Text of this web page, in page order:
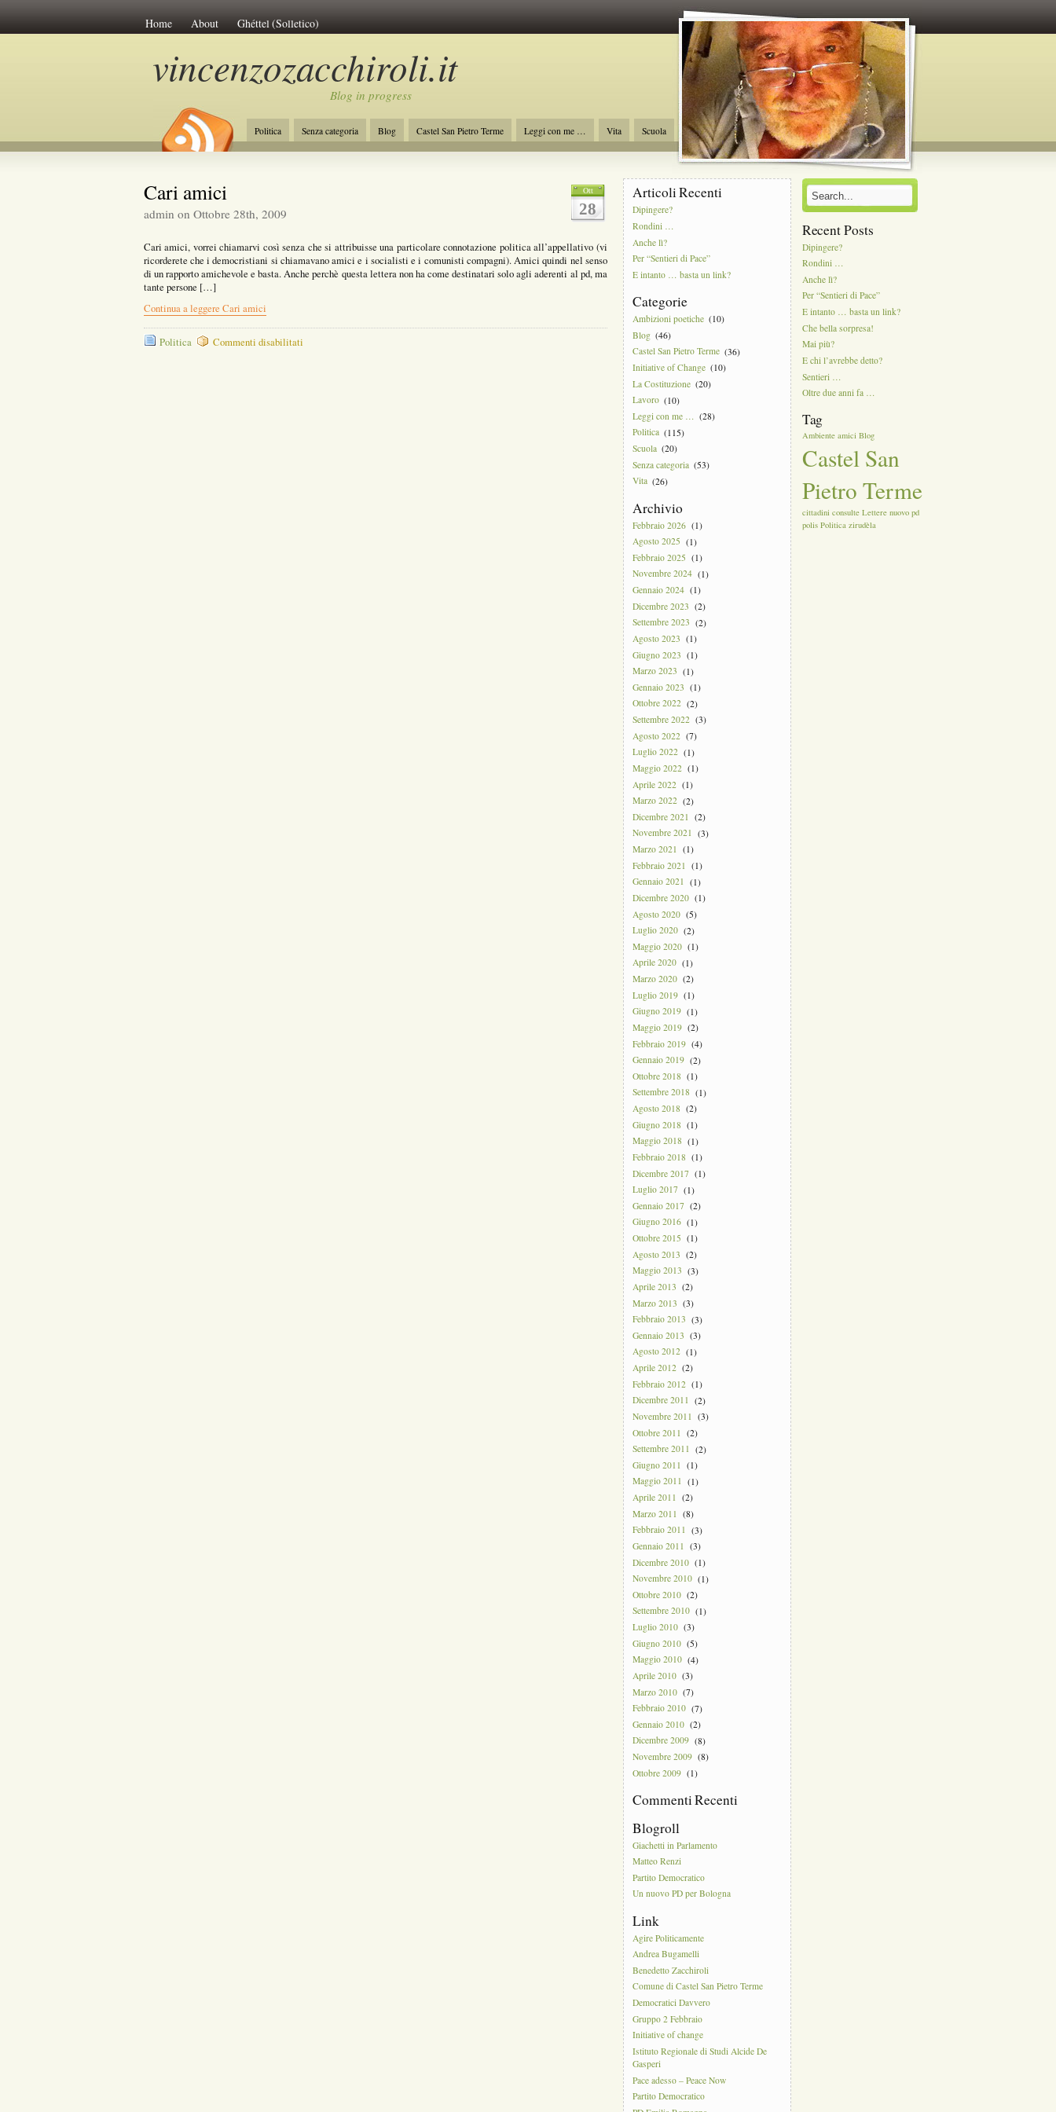
Home About Ghéttel (Solletico)
vincenzozacchiroli.it
Blog in progress
Politica Senza categoria Blog Castel San Pietro Terme Leggi con me … Vita
Scuola
La Costituzione
Lavoro Initiative of Change Ambizioni poetiche
Ott
28
Cari amici
admin on Ottobre 28th, 2009
Cari amici, vorrei chiamarvi così senza che si attribuisse una particolare connotazione politica all’appellativo (vi
ricorderete che i democristiani si chiamavano amici e i socialisti e i comunisti compagni). Amici quindi nel senso
di un rapporto amichevole e basta. Anche perchè questa lettera non ha come destinatari solo agli aderenti al pd, ma
tante persone […]
Continua a leggere Cari amici
Politica Commenti disabilitatisu
Articoli Recenti
Dipingere?
Rondini …
Anche lì?
Per “Sentieri di Pace”
E intanto … basta un link?
Categorie
Ambizioni poetiche (10)
Blog (46)
Castel San Pietro Terme (36)
Initiative of Change (10)
La Costituzione (20)
Lavoro (10)
Leggi con me … (28)
Politica (115)
Scuola (20)
Senza categoria (53)
Vita (26)
Archivio
Febbraio 2026 (1)
Agosto 2025 (1)
Febbraio 2025 (1)
Novembre 2024 (1)
Gennaio 2024 (1)
Dicembre 2023 (2)
Settembre 2023 (2)
Agosto 2023 (1)
Giugno 2023 (1)
Marzo 2023 (1)
Gennaio 2023 (1)
Ottobre 2022 (2)
Settembre 2022 (3)
Agosto 2022 (7)
Luglio 2022 (1)
Maggio 2022 (1)
Aprile 2022 (1)
Marzo 2022 (2)
Dicembre 2021 (2)
Novembre 2021 (3)
Marzo 2021 (1)
Febbraio 2021 (1)
Gennaio 2021 (1)
Dicembre 2020 (1)
Agosto 2020 (5)
Luglio 2020 (2)
Maggio 2020 (1)
Aprile 2020 (1)
Marzo 2020 (2)
Luglio 2019 (1)
Giugno 2019 (1)
Maggio 2019 (2)
Febbraio 2019 (4)
Gennaio 2019 (2)
Ottobre 2018 (1)
Settembre 2018 (1)
Agosto 2018 (2)
Giugno 2018 (1)
Maggio 2018 (1)
Febbraio 2018 (1)
Dicembre 2017 (1)
Luglio 2017 (1)
Gennaio 2017 (2)
Giugno 2016 (1)
Ottobre 2015 (1)
Agosto 2013 (2)
Maggio 2013 (3)
Aprile 2013 (2)
Marzo 2013 (3)
Febbraio 2013 (3)
Gennaio 2013 (3)
Agosto 2012 (1)
Aprile 2012 (2)
Febbraio 2012 (1)
Dicembre 2011 (2)
Novembre 2011 (3)
Ottobre 2011 (2)
Settembre 2011 (2)
Giugno 2011 (1)
Maggio 2011 (1)
Aprile 2011 (2)
Marzo 2011 (8)
Febbraio 2011 (3)
Gennaio 2011 (3)
Dicembre 2010 (1)
Novembre 2010 (1)
Ottobre 2010 (2)
Settembre 2010 (1)
Luglio 2010 (3)
Giugno 2010 (5)
Maggio 2010 (4)
Aprile 2010 (3)
Marzo 2010 (7)
Febbraio 2010 (7)
Gennaio 2010 (2)
Dicembre 2009 (8)
Novembre 2009 (8)
Ottobre 2009 (1)
Commenti Recenti
Blogroll
Giachetti in Parlamento
Matteo Renzi
Partito Democratico
Un nuovo PD per Bologna
Link
Agire Politicamente
Andrea Bugamelli
Benedetto Zacchiroli
Comune di Castel San Pietro Terme
Democratici Davvero
Gruppo 2 Febbraio
Initiative of change
Istituto Regionale di Studi Alcide De
Gasperi
Pace adesso – Peace Now
Partito Democratico
Recent Posts
Dipingere?
Rondini …
Anche lì?
Per “Sentieri di Pace”
E intanto … basta un link?
Che bella sorpresa!
Mai più?
E chi l’avrebbe detto?
Sentieri …
Oltre due anni fa …
Tag
Ambiente amici Blog
Castel San
Pietro Terme
cittadini consulte Lettere nuovo pd
polis Politica zirudèla